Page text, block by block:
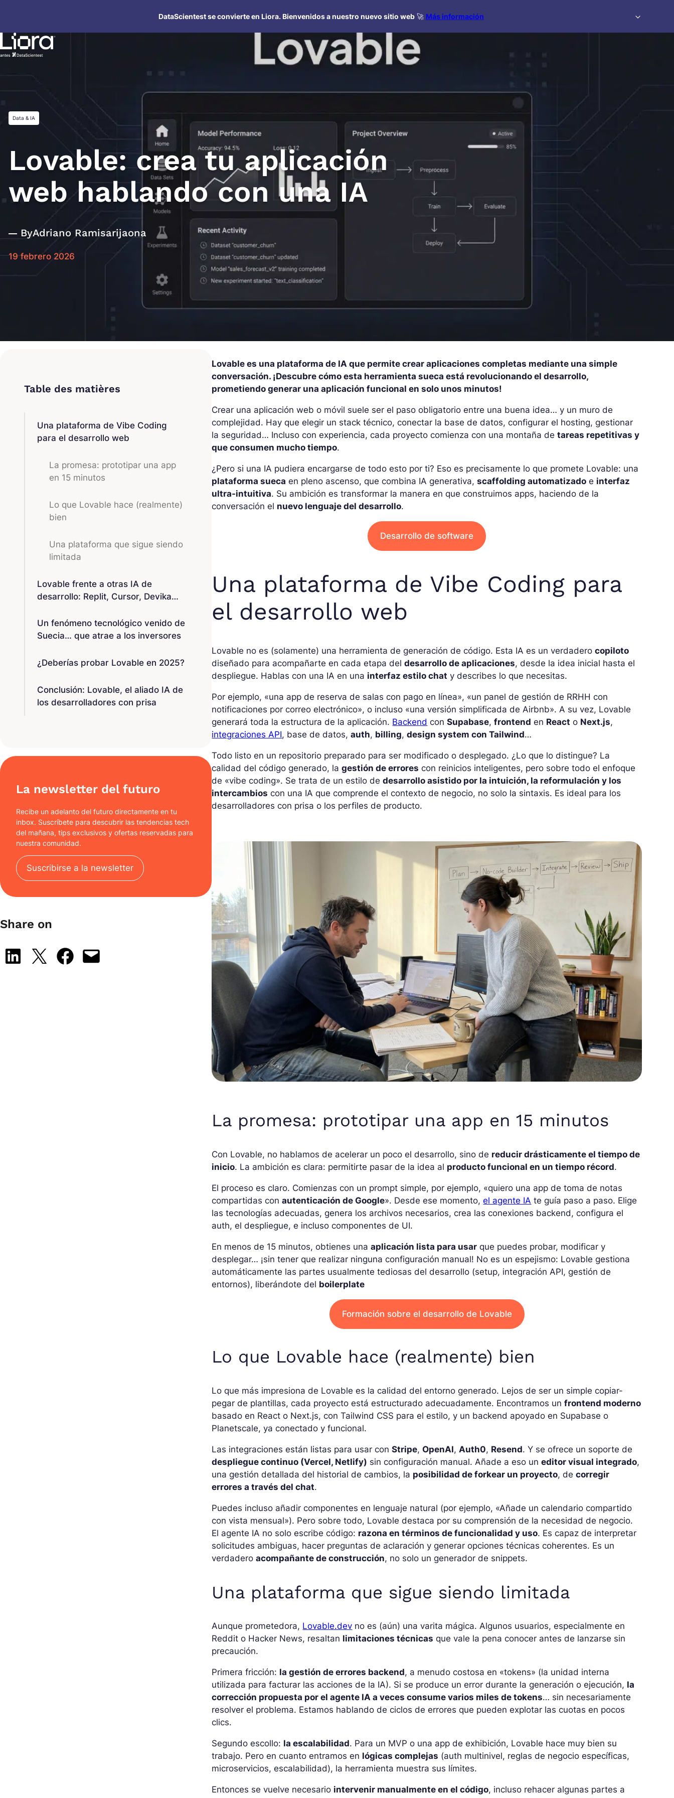
contenido
DataScientest se convierte en Liora. Bienvenidos a nuestro nuevo sitio web🚀 Más información
Data & IA
Lovable: crea tu aplicación
web hablando con una IA
ByAdriano Ramisarijaona
19 febrero 2026
Una plataforma de Vibe Coding
para el desarrollo web
La promesa: prototipar una app
en 15 minutos
Lo que Lovable hace (realmente)
bien
Una plataforma que sigue siendo
limitada
Lovable frente a otras IA de
desarrollo: Replit, Cursor, Devika…
Un fenómeno tecnológico venido de
Suecia… que atrae a los inversores
¿Deberías probar Lovable en 2025?
Conclusión: Lovable, el aliado IA de
los desarrolladores con prisa
La newsletter del futuro
Recibe un adelanto del futuro directamente en tu
inbox. Suscríbete para descubrir las tendencias tech
del mañana, tips exclusivos y ofertas reservadas para
nuestra comunidad.
Suscribirse a la newsletter
Share on
Share on LinkedIn
Share on X Share on Facebook
Email this Page
Lovable es una plataforma de IA que permite crear aplicaciones completas mediante una simple
conversación. ¡Descubre cómo esta herramienta sueca está revolucionando el desarrollo,
prometiendo generar una aplicación funcional en solo unos minutos!
Crear una aplicación web o móvil suele ser el paso obligatorio entre una buena idea… y un muro de
complejidad. Hay que elegir un stack técnico, conectar la base de datos, configurar el hosting, gestionar
la seguridad… Incluso con experiencia, cada proyecto comienza con una montaña detareas repetitivas y
que consumen mucho tiempo.
¿Pero si una IA pudiera encargarse de todo esto por ti? Eso es precisamente lo que promete Lovable: una
plataforma sueca en pleno ascenso, que combina IA generativa,scaffolding automatizado e interfaz
ultra-intuitiva. Su ambición es transformar la manera en que construimos apps, haciendo de la
conversación el nuevo lenguaje del desarrollo.
Desarrollo de software
Una plataforma de Vibe Coding para
el desarrollo web
Lovable no es (solamente) una herramienta de generación de código. Esta IA es un verdaderocopiloto
diseñado para acompañarte en cada etapa deldesarrollo de aplicaciones, desde la idea inicial hasta el
despliegue. Hablas con una IA en una interfaz estilo chat y describes lo que necesitas.
Por ejemplo, «una app de reserva de salas con pago en línea», «un panel de gestión de RRHH con
notificaciones por correo electrónico», o incluso «una versión simplificada de Airbnb». A su vez, Lovable
generará toda la estructura de la aplicación. Backend conSupabase,frontend en React o Next.js,
integraciones API, base de datos,auth, billing,design system con Tailwind…
Todo listo en un repositorio preparado para ser modificado o desplegado. ¿Lo que lo distingue? La
calidad del código generado, lagestión de errores con reinicios inteligentes, pero sobre todo el enfoque
de «vibe coding». Se trata de un estilo dedesarrollo asistido por la intuición, la reformulación y los
intercambios con una IA que comprende el contexto de negocio, no solo la sintaxis. Es ideal para los
desarrolladores con prisa o los perfiles de producto.
La promesa: prototipar una app en 15 minutos
Con Lovable, no hablamos de acelerar un poco el desarrollo, sino de reducir drásticamente el tiempo de
inicio. La ambición es clara: permitirte pasar de la idea al producto funcional en un tiempo récord.
El proceso es claro. Comienzas con un prompt simple, por ejemplo, «quiero una app de toma de notas
compartidas conautenticación de Google». Desde ese momento,el agente IA te guía paso a paso. Elige
las tecnologías adecuadas, genera los archivos necesarios, crea las conexiones backend, configura el
auth, el despliegue, e incluso componentes de UI.
En menos de 15 minutos, obtienes unaaplicación lista para usar que puedes probar, modificar y
desplegar… ¡sin tener que realizar ninguna configuración manual! No es un espejismo: Lovable gestiona
automáticamente las partes usualmente tediosas del desarrollo (setup, integración API, gestión de
entornos), liberándote del boilerplate
Formación sobre el desarrollo de Lovable
Lo que Lovable hace (realmente) bien
Lo que más impresiona de Lovable es la calidad del entorno generado. Lejos de ser un simple copiar-
pegar de plantillas, cada proyecto está estructurado adecuadamente. Encontramos unfrontend moderno
basado en React o Next.js, con Tailwind CSS para el estilo, y un backend apoyado en Supabase o
Planetscale, ya conectado y funcional.
Las integraciones están listas para usar conStripe,OpenAI, Auth0, Resend. Y se ofrece un soporte de
despliegue continuo (Vercel, Netlify) sin configuración manual. Añade a eso uneditor visual integrado,
una gestión detallada del historial de cambios, la posibilidad deforkear un proyecto, decorregir
errores a través del chat.
Puedes incluso añadir componentes en lenguaje natural (por ejemplo, «Añade un calendario compartido
con vista mensual»). Pero sobre todo, Lovable destaca por su comprensión de la necesidad de negocio.
El agente IA no solo escribe código: razona en términos de funcionalidad y uso. Es capaz de interpretar
solicitudes ambiguas, hacer preguntas de aclaración y generar opciones técnicas coherentes. Es un
verdaderoacompañante de construcción, no solo un generador de snippets.
Una plataforma que sigue siendo limitada
Aunque prometedora, Lovable.dev no es (aún) una varita mágica. Algunos usuarios, especialmente en
Reddit o Hacker News, resaltan limitaciones técnicas que vale la pena conocer antes de lanzarse sin
precaución.
Primera fricción: la gestión de errores backend, a menudo costosa en «tokens» (la unidad interna
utilizada para facturar las acciones de la IA). Si se produce un error durante la generación o ejecución, la
corrección propuesta por el agente IA a veces consume varios miles de tokens… sin necesariamente
resolver el problema. Estamos hablando de ciclos de errores que pueden explotar las cuotas en pocos
clics.
Segundo escollo: la escalabilidad. Para un MVP o una app de exhibición, Lovable hace muy bien su
trabajo. Pero en cuanto entramos en lógicas complejas (auth multinivel, reglas de negocio específicas,
microservicios, escalabilidad), la herramienta muestra sus límites.
Entonces se vuelve necesario intervenir manualmente en el código, incluso rehacer algunas partes a